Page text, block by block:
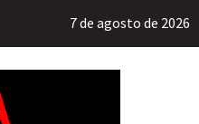
7 de agosto de 2026